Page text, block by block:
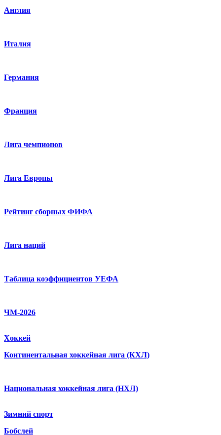
Англия
Италия
Германия
Франция
Лига чемпионов
Лига Европы
Рейтинг сборных ФИФА
Лига наций
Таблица коэффициентов УЕФА
ЧМ-2026
Хоккей
Континентальная хоккейная лига (КХЛ)
Национальная хоккейная лига (НХЛ)
Зимний спорт
Бобслей